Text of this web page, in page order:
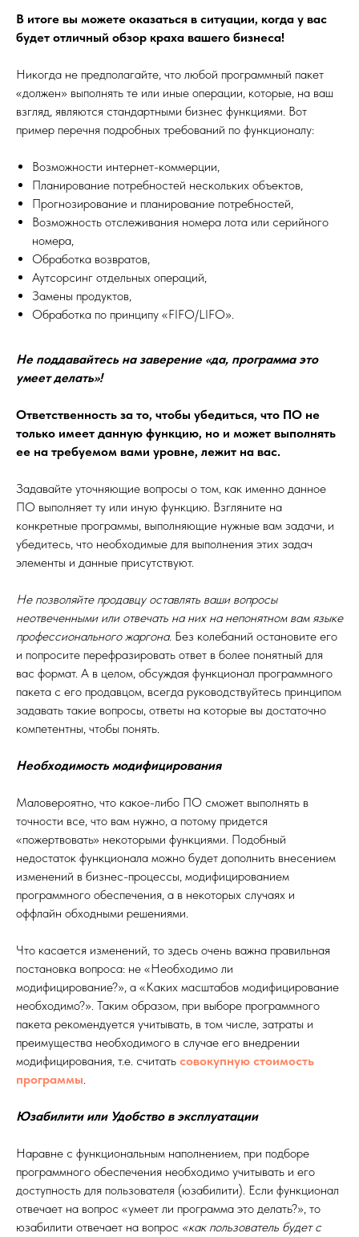
В итоге вы можете оказаться в ситуации, когда у вас
будет отличный обзор краха вашего бизнеса!
Никогда не предполагайте, что любой программный пакет
«должен» выполнять те или иные операции, которые, на ваш
взгляд, являются стандартными бизнес функциями. Вот
пример перечня подробных требований по функционалу:
Возможности интернет-коммерции,
Планирование потребностей нескольких объектов,
Прогнозирование и планирование потребностей,
Возможность отслеживания номера лота или серийного
номера,
Обработка возвратов,
Аутсорсинг отдельных операций,
Замены продуктов,
Обработка по принципу «FIFO/LIFO».
Не поддавайтесь на заверение «да, программа это
умеет делать»!
Ответственность за то, чтобы убедиться, что ПО не
только имеет данную функцию, но и может выполнять
ее на требуемом вами уровне, лежит на вас.
Задавайте уточняющие вопросы о том, как именно данное
ПО выполняет ту или иную функцию. Взгляните на
конкретные программы, выполняющие нужные вам задачи, и
убедитесь, что необходимые для выполнения этих задач
элементы и данные присутствуют.
Не позволяйте продавцу оставлять ваши вопросы
неотвеченными или отвечать на них на непонятном вам языке
профессионального жаргона. Без колебаний остановите его
и попросите перефразировать ответ в более понятный для
вас формат. А в целом, обсуждая функционал программного
пакета с его продавцом, всегда руководствуйтесь принципом
задавать такие вопросы, ответы на которые вы достаточно
компетентны, чтобы понять.
Необходимость модифицирования
Маловероятно, что какое-либо ПО сможет выполнять в
точности все, что вам нужно, а потому придется
«пожертвовать» некоторыми функциями. Подобный
недостаток функционала можно будет дополнить внесением
изменений в бизнес-процессы, модифицированием
программного обеспечения, а в некоторых случаях и
оффлайн обходными решениями.
Что касается изменений, то здесь очень важна правильная
постановка вопроса: не «Необходимо ли
модифицирование?», а «Каких масштабов модифицирование
необходимо?». Таким образом, при выборе программного
пакета рекомендуется учитывать, в том числе, затраты и
преимущества необходимого в случае его внедрении
модифицирования, т.е. считать совокупную стоимость
программы.
Юзабилити или Удобство в эксплуатации
Наравне с функциональным наполнением, при подборе
программного обеспечения необходимо учитывать и его
доступность для пользователя (юзабилити). Если функционал
отвечает на вопрос «умеет ли программа это делать?», то
юзабилити отвечает на вопрос «как пользователь будет с